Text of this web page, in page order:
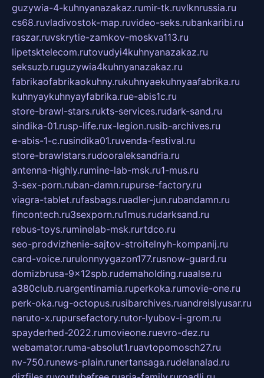
guzywia-4-kuhnyanazakaz.rumir-tk.ruvlknrussia.ru
cs68.ruvladivostok-map.ruvideo-seks.rubankaribi.ru
raszar.ruvskrytie-zamkov-moskva113.ru
lipetsktelecom.rutovudyi4kuhnyanazakaz.ru
seksuzb.ruguzywia4kuhnyanazakaz.ru
fabrikaofabrikaokuhny.rukuhnyaekuhnyaafabrika.ru
kuhnyaykuhnyayfabrika.rue-abis1c.ru
store-brawl-stars.rukts-services.rudark-sand.ru
sindika-01.rusp-life.rux-legion.rusib-archives.ru
e-abis-1-c.rusindika01.ruvenda-festival.ru
store-brawlstars.rudooraleksandria.ru
antenna-highly.rumine-lab-msk.ru1-mus.ru
3-sex-porn.ruban-damn.rupurse-factory.ru
viagra-tablet.rufasbags.ruadler-jun.rubandamn.ru
fincontech.ru3sexporn.ru1mus.rudarksand.ru
rebus-toys.ruminelab-msk.rurtdco.ru
seo-prodvizhenie-sajtov-stroitelnyh-kompanij.ru
card-voice.rurulonnyygazon177.rusnow-guard.ru
domizbrusa-9x12spb.rudemaholding.ruaalse.ru
a380club.ruargentinamia.ruperkoka.rumovie-one.ru
perk-oka.rug-octopus.rusibarchives.ruandreislyusar.ru
naruto-x.rupursefactory.rutor-lyubov-i-grom.ru
spayderhed-2022.rumovieone.ruevro-dez.ru
webamator.ruma-absolut1.ruavtopomosch27.ru
nv-750.runews-plain.runertansaga.rudelanalad.ru